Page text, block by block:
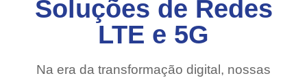
Soluções de Redes
LTE e 5G
Na era da transformação digital, nossas